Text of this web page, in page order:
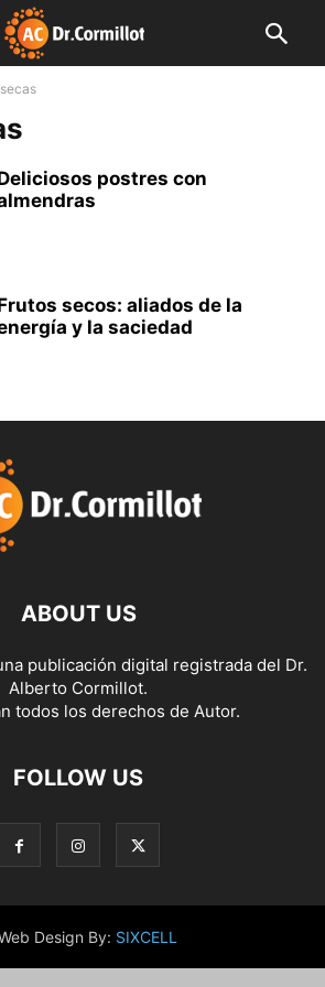
postres con
secos: aliados de la
y la saciedad
ABOUT US
publicación digital registrada del Dr.
Alberto Cormillot.
todos los derechos de Autor.
FOLLOW US
Design By: SIXCELL